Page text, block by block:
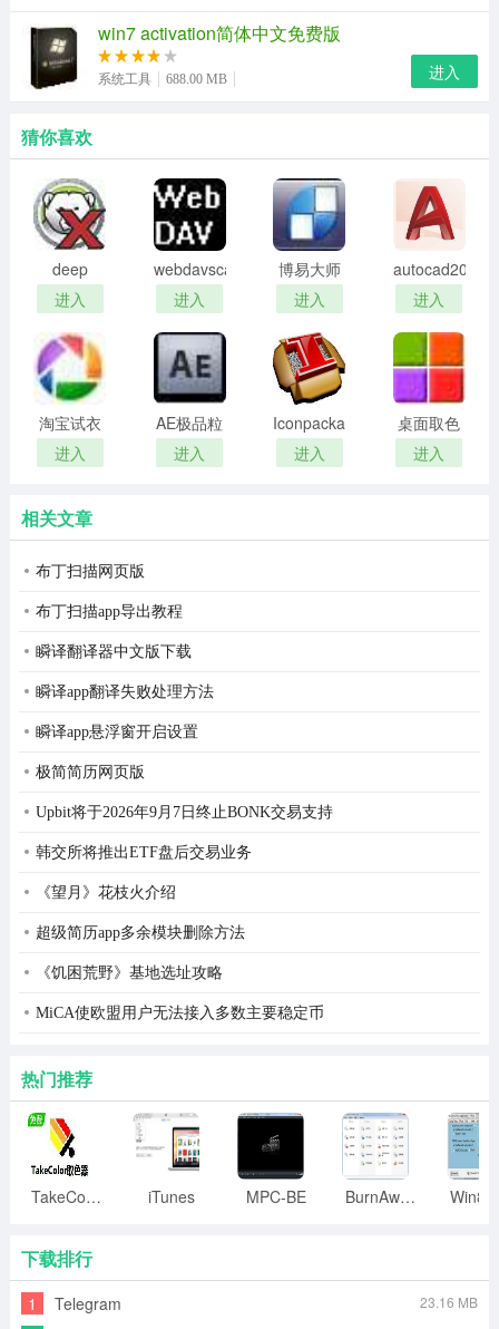
win7 activation简体中文免费版
系统工具 688.00 MB 进入
猜你喜欢
deep
freeze
password
remover(冰
点还原密
码清除器)
进入
webdavscan
客户端
(web漏洞
扫描软件)
进入
博易大师
资管版
进入
autocad2002
迷你版
进入
淘宝试衣
服软件
进入
AE极品粒
子插件
(Trapcode
进入
Iconpackager
中文补丁
进入
桌面取色
工具
colorpix
进入
相关文章
布丁扫描网页版
布丁扫描app导出教程
瞬译翻译器中文版下载
瞬译app翻译失败处理方法
瞬译app悬浮窗开启设置
极简简历网页版
Upbit将于2026年9月7日终止BONK交易支持
韩交所将推出ETF盘后交易业务
《望月》花枝火介绍
超级简历app多余模块删除方法
《饥困荒野》基地选址攻略
MiCA使欧盟用户无法接入多数主要稳定币
热门推荐
TakeColor取色器 iTunes MPC-BE BurnAware
下载排行
1 Telegram 23.16 MB